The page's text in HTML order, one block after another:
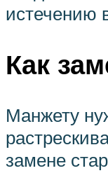
истечению
Как
Манжету
замене